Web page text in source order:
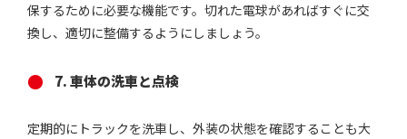
保するために必要な機能です。切れた電球があればすぐに交
換し、適切に整備するようにしましょう。
7. 車体の洗車と点検
定期的にトラックを洗車し、外装の状態を確認することも大